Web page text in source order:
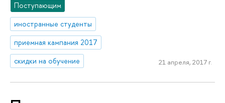
Поступающим
иностранные студенты
приемная кампания 2017
скидки на обучение
21 апреля, 2017 г.